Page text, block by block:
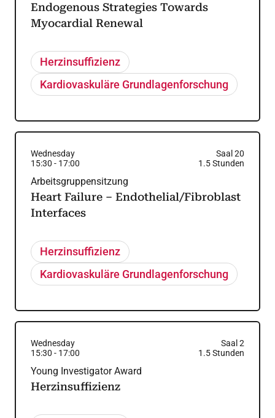
Endogenous Strategies Towards
Myocardial Renewal
Herzinsuffizienz
Kardiovaskuläre Grundlagenforschung
Wednesday
Saal 20
15:30 - 17:00 1.5Stunden
Arbeitsgruppensitzung
Heart Failure – Endothelial/Fibroblast
Interfaces
Herzinsuffizienz
Kardiovaskuläre Grundlagenforschung
Wednesday
Saal 2
15:30 - 17:00 1.5Stunden
Young Investigator Award
Herzinsuffizienz